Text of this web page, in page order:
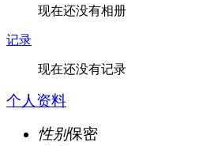
现在还没有相册
记录
现在还没有记录
个人资料
性别保密